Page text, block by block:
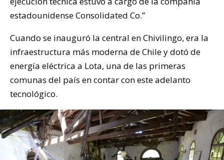
estadounidense Consolidated Co.”
Cuando se inauguró la central en Chivilingo, era la
infraestructura más moderna de Chile y dotó de
energía eléctrica a Lota, una de las primeras
comunas del país en contar con este adelanto
tecnológico.